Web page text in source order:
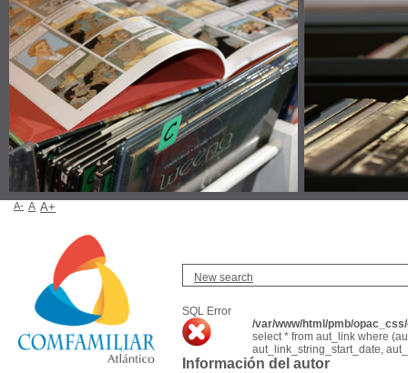
New search
SQL Error
/var/www/html/pmb/
select * from aut_link where
aut_link_string_start_date,
Información del autor
A- A A+